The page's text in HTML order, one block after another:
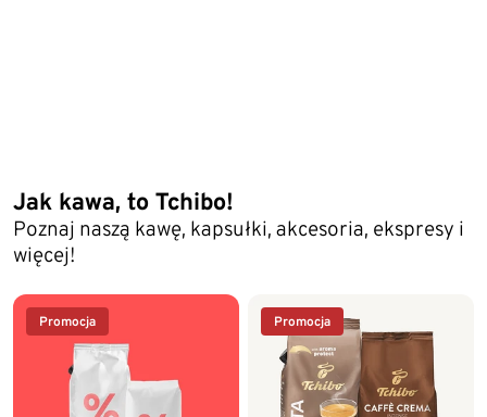
Jak kawa, to Tchibo!
Poznaj naszą kawę, kapsułki, akcesoria, ekspresy i
więcej!
Promocja Promocja